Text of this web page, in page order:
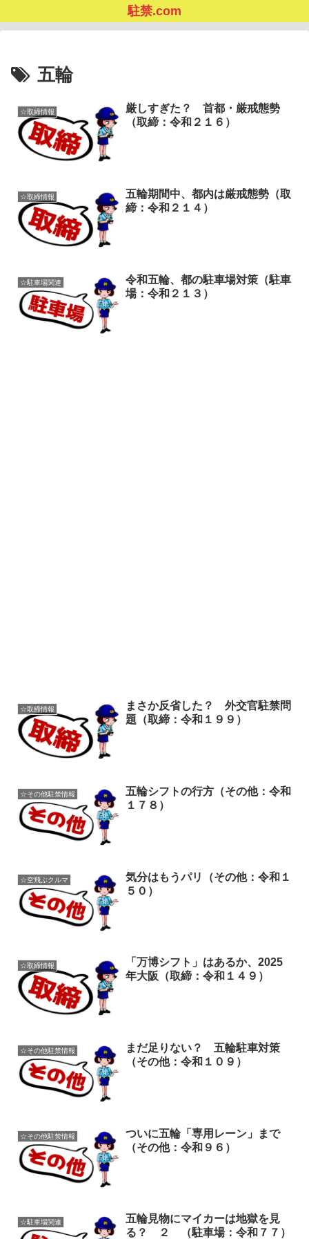
駐禁.com
五輪
☆取締情報
厳しすぎた？ 首都・厳戒態勢
（取締：令和２１６）
☆取締情報
五輪期間中、都内は厳戒態勢（取
締：令和２１４）
☆駐車場関連
令和五輪、都の駐車場対策（駐車
場：令和２１３）
☆取締情報
まさか反省した？ 外交官駐禁問
題（取締：令和１９９）
☆その他駐禁情報
五輪シフトの行方（その他：令和
１７８）
☆空飛ぶクルマ
気分はもうパリ（その他：令和１
５０）
☆取締情報
「万博シフト」はあるか、2025
年大阪（取締：令和１４９）
☆その他駐禁情報
まだ足りない？ 五輪駐車対策
（その他：令和１０９）
☆その他駐禁情報
ついに五輪「専用レーン」まで
（その他：令和９６）
☆駐車場関連
五輪見物にマイカーは地獄を見
る？ ２ （駐車場：令和７７）